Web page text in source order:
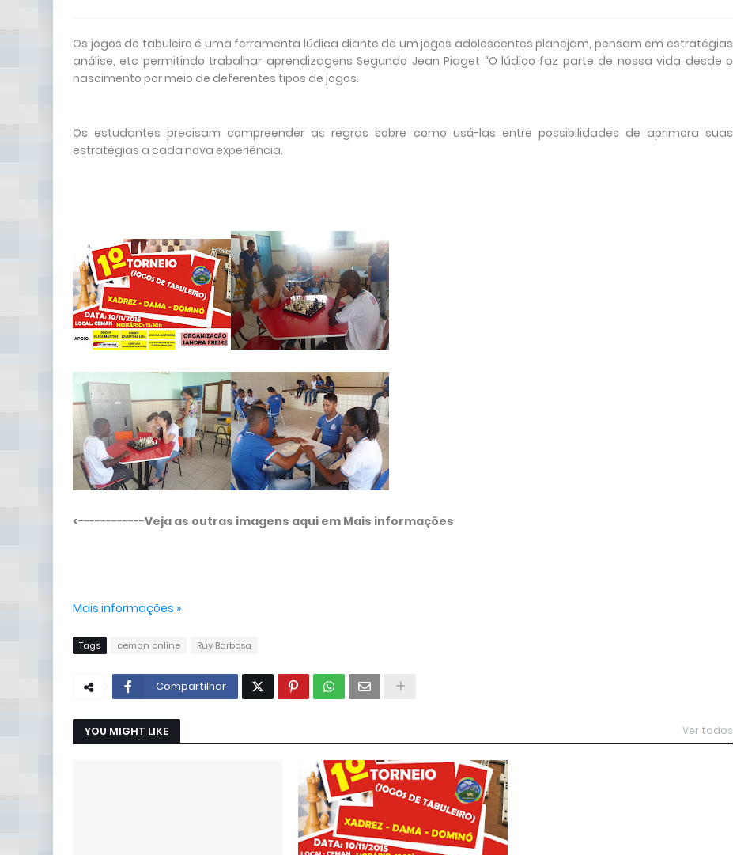
Os jogos de tabuleiro é uma ferramenta lúdica diante de um jogos adolescentes planejam, pensam em estratégias
análise, etc permitindo trabalhar aprendizagens Segundo Jean Piaget “O lúdico faz parte de nossa vida desde o
nascimento por meio de deferentes tipos de jogos.
Os estudantes precisam compreender as regras sobre como usá-las entre possibilidades de aprimora suas
estratégias a cada nova experiência.
<------------Veja as outras imagens aqui em Mais informações
Mais informações »
Tags ceman online Ruy Barbosa
Compartilhar
YOU MIGHT LIKE Ver todos